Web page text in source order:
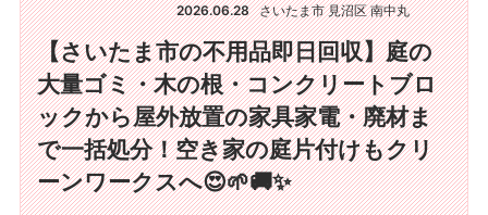
2026.06.28 さいたま市 見沼区 南中丸
【さいたま市の不用品即日回収】庭の
大量ゴミ・木の根・コンクリートブロ
ックから屋外放置の家具家電・廃材ま
で一括処分！空き家の庭片付けもクリ
ーンワークスへ😍🌱🚚✨